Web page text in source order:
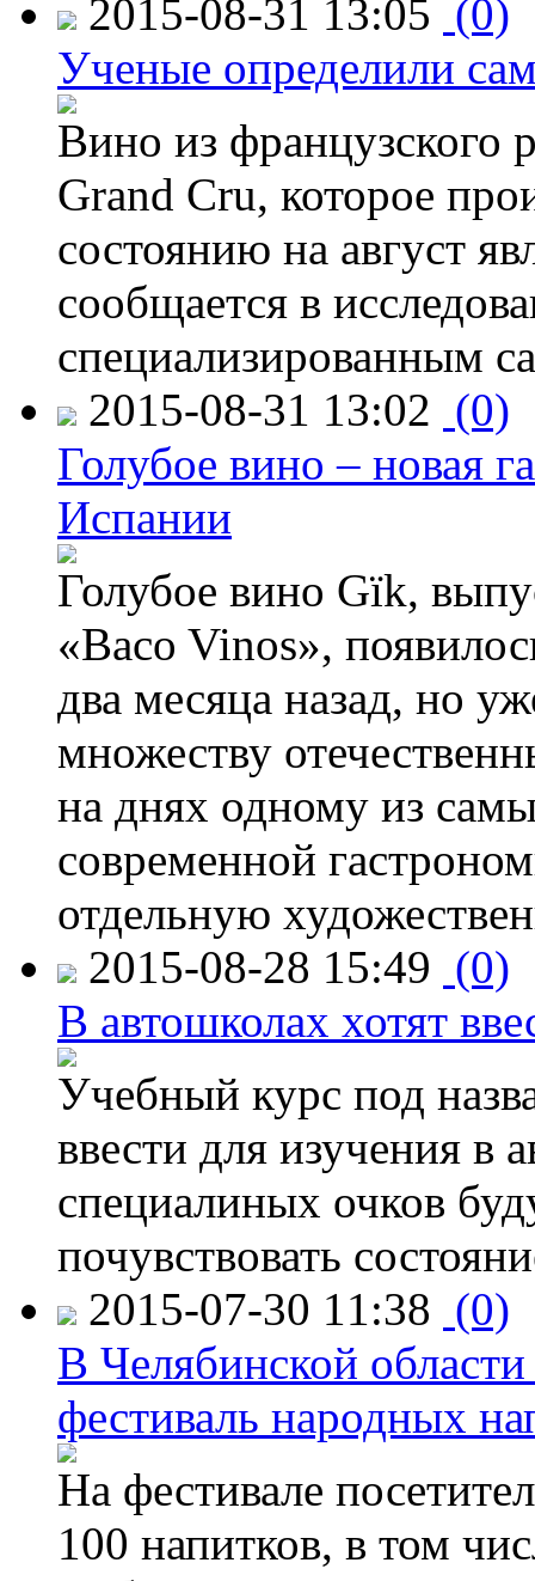
2015-08-31 13:05 (0)
Ученые определили
Вино из французского
Grand Cru, которое
состоянию на август
сообщается в
специализированным
2015-08-31 13:02 (0)
Голубое вино – новая
Испании
Голубое вино Gïk,
«Baco Vinos»,
два месяца назад, но
множеству
на днях одному из
современной
отдельную
2015-08-28 15:49 (0)
В автошколах хотят
Учебный курс под
ввести для изучения
специалиных очков
почувствовать
2015-07-30 11:38 (0)
В Челябинской
фестиваль народных
На фестивале
100 напитков, в том